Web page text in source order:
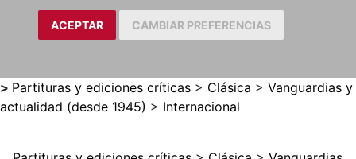
ACEPTAR CAMBIAR PREFERENCIAS
> Partituras y ediciones críticas > Clásica > Vanguardias y
actualidad (desde 1945) > Internacional